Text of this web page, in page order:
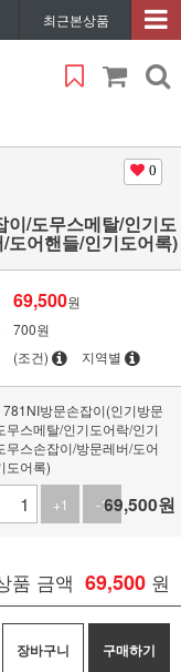
최근본상품
0
이/도무스메탈/인기도
도어핸들/인기도어록)
69,500원
700원
(조건) 지역별
781NI방문손잡이(인기방문
무스메탈/인기도어락/인기
무스손잡이/방문레버/도어
도어록)
+1
-169,500원
품 금액 69,500 원
장바구니 구매하기